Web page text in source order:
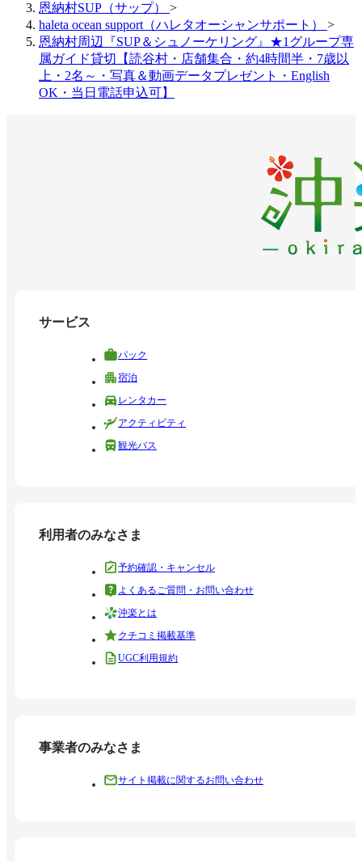
恩納村SUP（サップ） >
haleta ocean support（ハレタオーシャンサポート） >
恩納村周辺『SUP＆シュノーケリング』★1グループ専
属ガイド貸切【読谷村・店舗集合・約4時間半・7歳以
上・2名～・写真＆動画データプレゼント・English
OK・当日電話申込可】
サービス
パック
宿泊
レンタカー
アクティビティ
観光バス
利用者のみなさま
予約確認・キャンセル
よくあるご質問・お問い合わせ
沖楽とは
クチコミ掲載基準
UGC利用規約
事業者のみなさま
サイト掲載に関するお問い合わせ